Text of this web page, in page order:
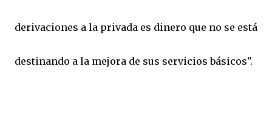
derivaciones a la privada es dinero que no se está
destinando a la mejora de sus servicios básicos".